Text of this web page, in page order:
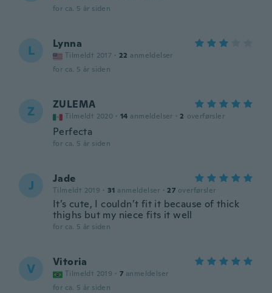
for ca. 5 år siden
L Lynna
Tilmeldt 2017 · 22 anmeldelser
for ca. 5 år siden
Z ZULEMA
Tilmeldt 2020 · 14 anmeldelser · 2 overførsler
Perfecta
for ca. 5 år siden
J Jade
Tilmeldt 2019 · 31 anmeldelser · 27 overførsler
It’s cute, I couldn’t fit it because of thick
thighs but my niece fits it well
for ca. 5 år siden
V Vitoria
Tilmeldt 2019 · 7 anmeldelser
for ca. 5 år siden